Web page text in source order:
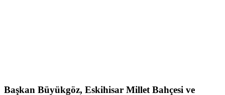
Başkan Büyükgöz, Eskihisar Millet Bahçesi ve